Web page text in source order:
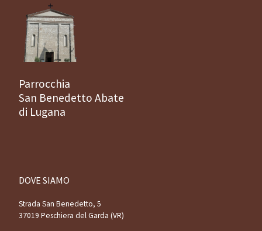
Parrocchia
San Benedetto Abate
di Lugana
DOVE SIAMO
Strada San Benedetto, 5
37019 Peschiera del Garda (VR)